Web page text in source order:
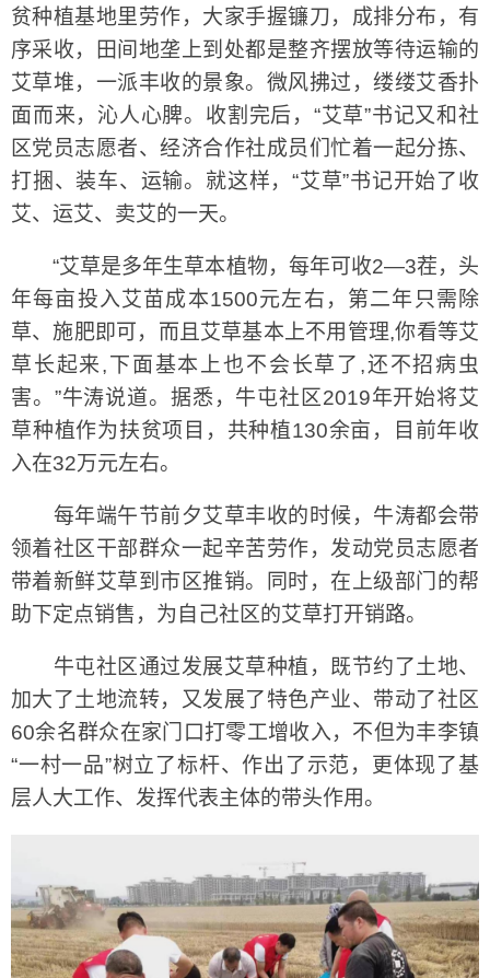
贫种植基地里劳作，大家手握镰刀，成排分布，有
序采收，田间地垄上到处都是整齐摆放等待运输的
艾草堆，一派丰收的景象。微风拂过，缕缕艾香扑
面而来，沁人心脾。收割完后，“艾草”书记又和社
区党员志愿者、经济合作社成员们忙着一起分拣、
打捆、装车、运输。就这样，“艾草”书记开始了收
艾、运艾、卖艾的一天。
“艾草是多年生草本植物，每年可收2—3茬，头
年每亩投入艾苗成本1500元左右，第二年只需除
草、施肥即可，而且艾草基本上不用管理,你看等艾
草长起来,下面基本上也不会长草了,还不招病虫
害。”牛涛说道。据悉，牛屯社区2019年开始将艾
草种植作为扶贫项目，共种植130余亩，目前年收
入在32万元左右。
每年端午节前夕艾草丰收的时候，牛涛都会带
领着社区干部群众一起辛苦劳作，发动党员志愿者
带着新鲜艾草到市区推销。同时，在上级部门的帮
助下定点销售，为自己社区的艾草打开销路。
牛屯社区通过发展艾草种植，既节约了土地、
加大了土地流转，又发展了特色产业、带动了社区
60余名群众在家门口打零工增收入，不但为丰李镇
“一村一品”树立了标杆、作出了示范，更体现了基
层人大工作、发挥代表主体的带头作用。